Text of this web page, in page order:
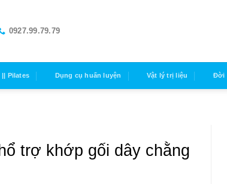
0927.99.79.79
|| Pilates Dụng cụ huấn luyện Vật lý trị liệu Đời
trợ khớp gối dây chằng